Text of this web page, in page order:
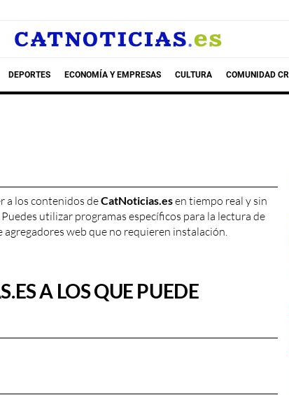
DEPORTES ECONOMÍA Y EMPRESAS CULTURA COMUNIDAD
a los contenidos deCatNoticias.esen tiempo real y sin
utilizar programas específicos para la lectura de
web que no requieren instalación.
A LOS QUE PUEDE